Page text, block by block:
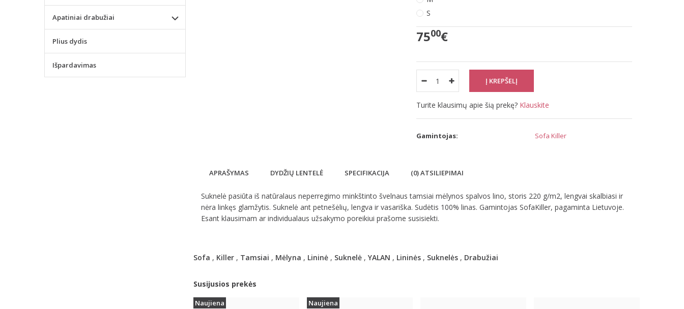
S
7500€
Turite klausimų apie šią prekę? Klauskite
Gamintojas: Sofa Killer
APRAŠYMAS DYDŽIŲ LENTELĖ SPECIFIKACIJA (0) ATSILIEPIMAI
Suknelė pasiūta iš natūralaus neperregimo minkštinto švelnaus tamsiai mėlynos spalvos lino, storis 220 g/m2, lengvai skalbiasi ir
nėra linkęs glamžytis. Suknelė ant petnešėlių, lengva ir vasariška. Sudėtis 100% linas. Gamintojas SofaKiller, pagaminta Lietuvoje.
Esant klausimam ar individualaus užsakymo poreikiui prašome susisiekti.
Sofa , Killer, Tamsiai , Mėlyna , Lininė, Suknelė, YALAN , Lininės, Suknelės, Drabužiai
Susijusios prekės
Naujiena Naujiena
Apatiniai drabužiai
Plius dydis
Išpardavimas